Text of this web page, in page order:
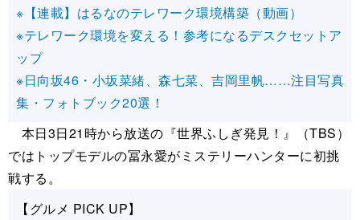
※【連載】はるなのテレワーク環境構築（動画）
※テレワーク環境を変える！参考になるデスクセットア
ップ
※日向坂46・小坂菜緒、森七菜、吉岡里帆……注目写真
集・フォトブック20選！
本日3日21時から放送の『世界ふしぎ発見！』（TBS）
ではトップモデルの冨永愛がミステリーハンターに初挑
戦する。
【グルメ PICK UP】